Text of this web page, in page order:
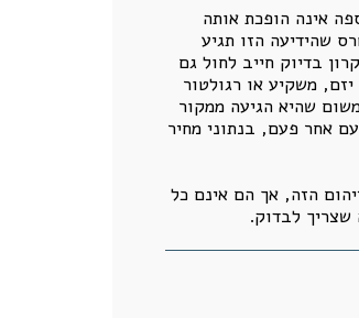
אינה הופכת אותה
שהידיעה הזו תגיע
בדיוק חייב לחול גם
משקיע או רגולטור
שהיא הגיעה ממקור
אחר פעם, בנתוני מחיר
הזה, אך הם אינם כל
שצריך לבדוק.